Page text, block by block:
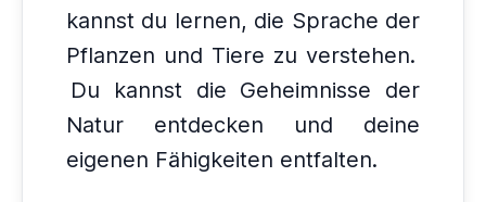
kannst du lernen, die Sprache der
Pflanzen und Tiere zu verstehen.
Du kannst die Geheimnisse der
Natur entdecken und deine
eigenen Fähigkeiten entfalten.